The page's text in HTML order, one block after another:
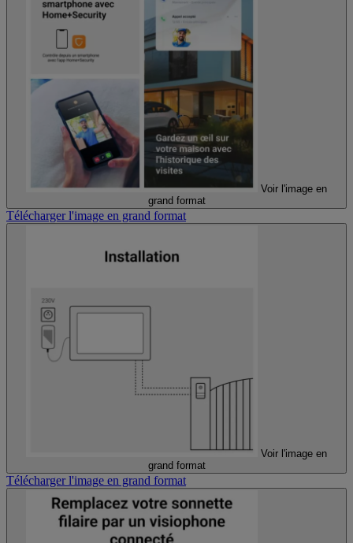
Voir l'image en
grand format
Télécharger l'image en grand format
Voir l'image en
grand format
Télécharger l'image en grand format